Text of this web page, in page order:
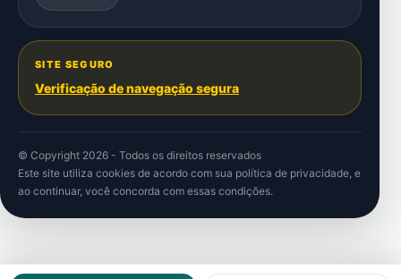
SITE SEGURO
Verificação de navegação segura
© Copyright 2026 - Todos os direitos reservados
Este site utiliza cookies de acordo com sua política de privacidade, e
ao continuar, você concorda com essas condições.